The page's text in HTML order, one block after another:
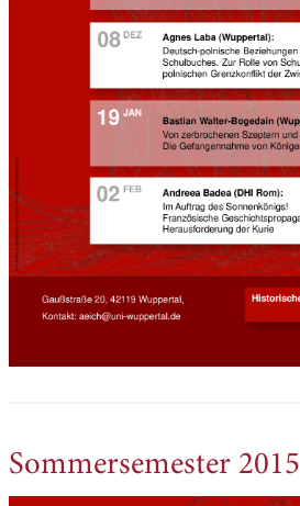
Sommersemester 2015